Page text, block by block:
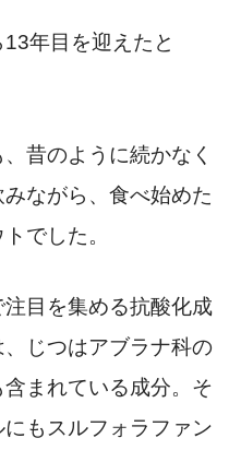
年目を迎えたと
昔のように続かなく
ながら、食べ始めた
でした。
目を集める抗酸化成
じつはアブラナ科の
まれている成分。そ
もスルフォラファン